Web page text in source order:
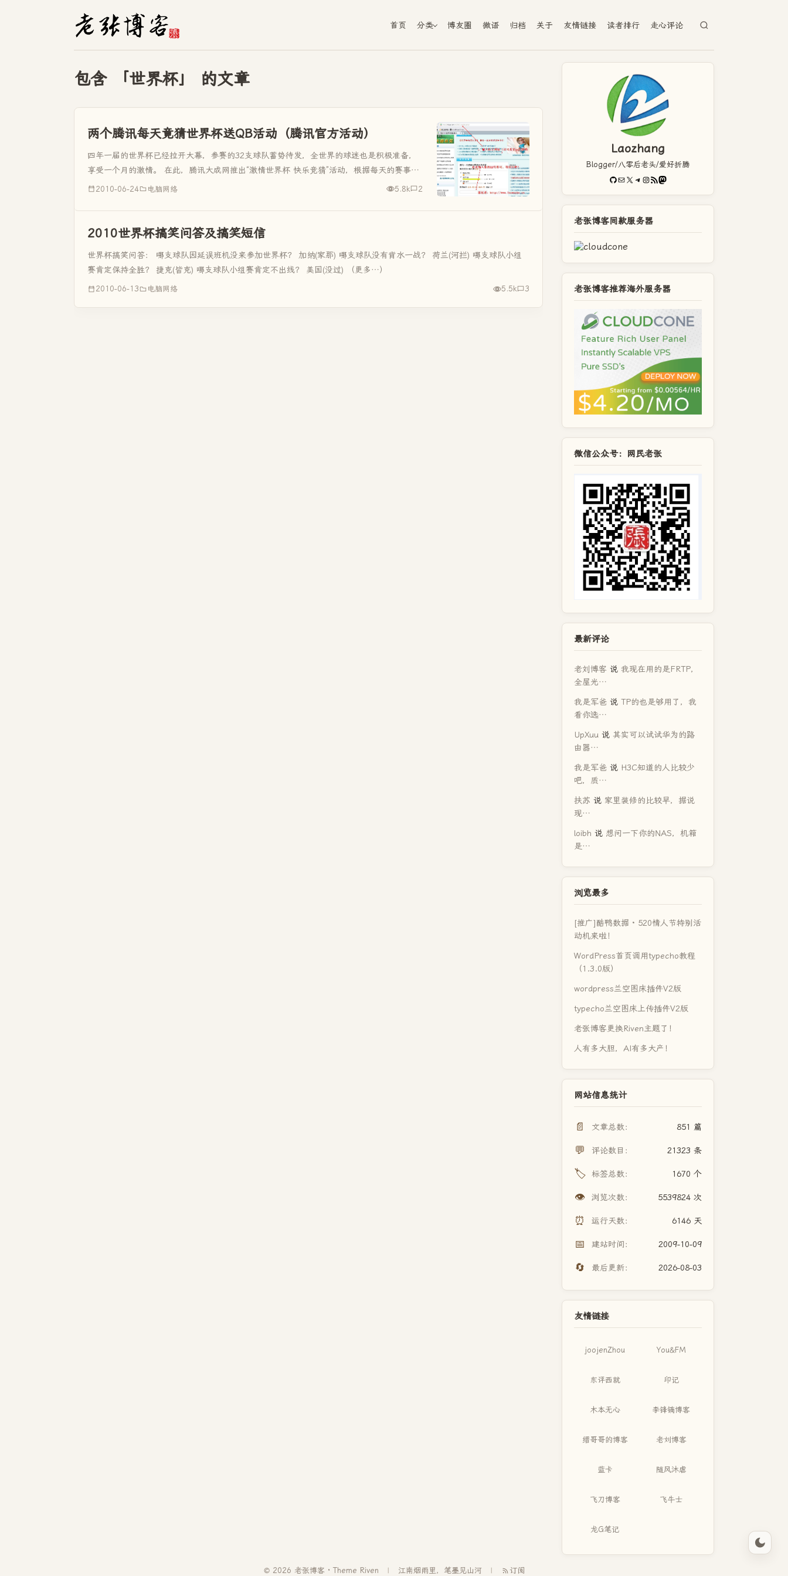
首页 分类 博友圈 微语 归档 关于 友情链接 读者排行 走心评论
包含 「世界杯」 的文章
两个腾讯每天竟猜世界杯送QB活动（腾讯官方活动）
四年一届的世界杯已经拉开大幕，参赛的32支球队蓄势待发，全世界的球迷也是积极准备，
享受一个月的激情。 在此，腾讯大成网推出“激情世界杯 快乐竞猜”活动，根据每天的赛事安
排推出比分竞猜活动， 只要你猜中其中一场比赛的比分，就将有机会参与抽...
2010-06-24 电脑网络 5.8k 2
2010世界杯搞笑问答及搞笑短信
世界杯搞笑问答： 哪支球队因延误班机没来参加世界杯？ 加纳(家那) 哪支球队没有背水一战？ 荷兰(河拦) 哪支球队小组
赛肯定保持全胜？ 捷克(皆克) 哪支球队小组赛肯定不出线？ 美国(没过) （更多…）
2010-06-13 电脑网络 5.5k 3
Laozhang
Blogger/八零后老头/爱好折腾
GitHub
电子邮件X Telegram
Instagram
RSS FeedMastodon
老张博客同款服务器
老张博客推荐海外服务器
微信公众号：网民老张
最新评论
老刘博客 说 我现在用的是FRTP，
全屋光…
我是军爸 说 TP的也是够用了，我
看你选…
UpXuu 说 其实可以试试华为的路
由器…
我是军爸 说 H3C知道的人比较少
吧，质…
扶苏 说 家里装修的比较早，据说
现…
loibh 说 想问一下你的NAS，机箱
是…
浏览最多
[推广]酷鸭数据 · 520情人节特别活
动机来啦！
WordPress首页调用typecho教程
（1.3.0版）
wordpress兰空图床插件V2版
typecho兰空图床上传插件V2版
老张博客更换Riven主题了！
人有多大胆，AI有多大产！
网站信息统计
📄 文章总数： 851 篇
💬 评论数目： 21323 条
🏷️ 标签总数： 1670 个
👁️ 浏览次数： 5539824 次
⏰ 运行天数： 6146 天
📅 建站时间： 2009-10-09
🔄 最后更新： 2026-08-03
友情链接
joojenZhou You&FM
东评西就 印记
木本无心 李锋镝博客
缙哥哥的博客 老刘博客
蓝卡 随风沐虐
飞刀博客 飞牛士
龙G笔记
© 2026 老张博客 · Theme Riven 江南烟雨里，笔墨见山河 订阅